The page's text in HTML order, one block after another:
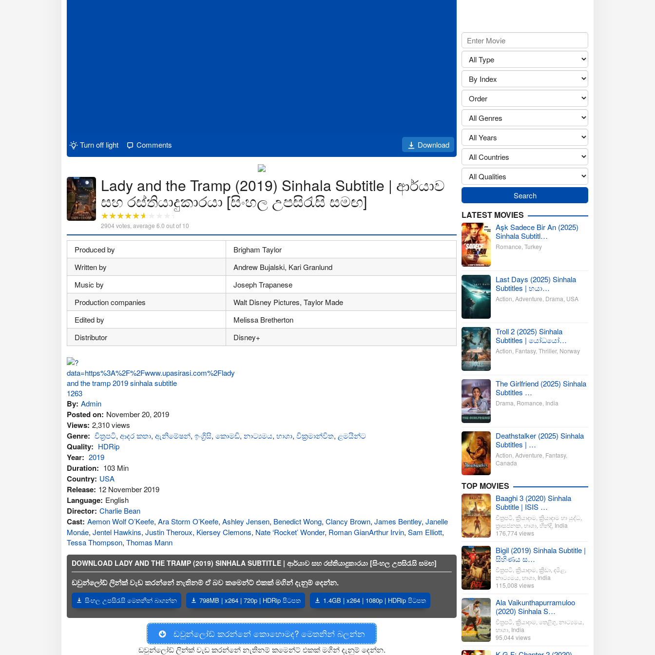
Turn off light Comments Download
Lady and the Tramp (2019) Sinhala Subtitle | ආර්යාව
සහ රස්තියාදුකාරයා [සිංහල උපසිරැසි සමඟ]
2904 votes, average 6.0 out of 10
Produced by
Brigham Taylor
Written by
Andrew Bujalski, Kari Granlund
Music by
Joseph Trapanese
Production companies
Walt Disney Pictures, Taylor Made
Edited by
Melissa Bretherton
Distributor
Disney+
By: Admin
Posted on: November 20, 2019
Views: 2,310 views
Genre: චිත්‍රපටි, ආද‍ර කතා, ඇනිමේෂන්, ඉංග්‍රිසි, කොමඩි, නාට්‍යමය, භාශා, වික්‍රමාන්විත, ළමයින්ට
Quality: HDRip
Year: 2019
Duration: 103 Min
Country: USA
Release: 12 November 2019
Language: English
Director: Charlie Bean
Cast: Aemon Wolf O’Keefe, Ara Storm O’Keefe, Ashley Jensen, Benedict Wong, Clancy Brown, James Bentley, Janelle
Monáe, Jentel Hawkins, Justin Theroux, Kiersey Clemons, Nate ‘Rocket’ Wonder, Roman GianArthur Irvin, Sam Elliott,
Tessa Thompson, Thomas Mann
DOWNLOAD LADY AND THE TRAMP (2019) SINHALA SUBTITLE | ආර්යාව සහ රස්තියාදුකාරයා [සිංහල උපසිරැසි සමඟ]
ඩවුන්ලෝඩ් ලින්ක් වැඩ කරන්නේ නැතිනම් ඒ බව කමෙන්ට් එකක් මගින් දැනුම් දෙන්න.
සිංහල උපසිරැසි මෙතනින් බාගන්න 798MB | x264 | 720p | HDRip පිටපත 1.4GB | x264 | 1080p | HDRip පිටපත
ඩවුන්ලෝඩ් කරන්නේ කොහොමද? මෙතනින් බලන්න
ඩවුන්ලෝඩ් ලින්ක් වැඩ කරන්නේ නැතිනම් කමෙන්ට් එකක් මගින් දැනුම් දෙන්න.
LATEST MOVIES
Aşk Sadece Bir An (2025)
Sinhala Subtitl…
Romance Turkey
Last Days (2025) Sinhala
Subtitles | භයා…
Action Adventure Drama USA
Troll 2 (2025) Sinhala
Subtitles | යෝධයෝ…
Action Fantasy, Thriller, Norway
The Girlfriend (2025) Sinhala
Subtitles …
Drama Romance India
Deathstalker (2025) Sinhala
Subtitles | …
Action Adventure Fantasy,
Canada
TOP MOVIES
Baaghi 3 (2020) Sinhala
Subtitle | ISIS …
චිත්‍රපටි ක්‍රියාදාම ක්‍රියාදාම හා යුද්ධ
ත්‍රාසජනක භාශා හින්දි India
176,774 views
Bigil (2019) Sinhala Subtitle |
සිහිණය ස…
චිත්‍රපටි ක්‍රියාදාම ක්‍රීඩා දමිළ
නාට්‍යමය භාශා India
115,008 views
Ala Vaikunthapurramuloo
(2020) Sinhala S…
චිත්‍රපටි ක්‍රියාදාම තෙළිගු නාට්‍යමය
භාශා India
95,044 views